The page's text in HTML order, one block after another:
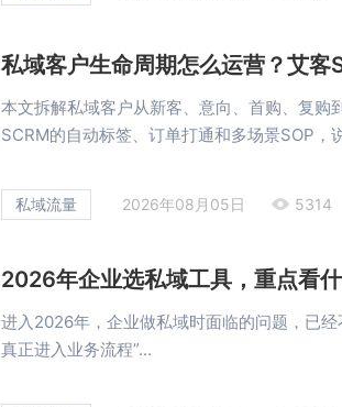
私域客户生命周期怎么运营？艾客
本文拆解私域客户从新客、意向、首购、复购
SCRM的自动标签、订单打通和多场景SOP，
私域流量 2026年08月05日 5314
2026年企业选私域工具，重点看
进入2026年，企业做私域时面临的问题，已
真正进入业务流程”...